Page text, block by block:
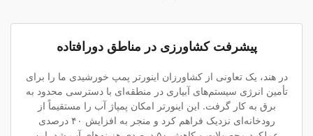
پیشرفت کشاورزی در مناطق دورافتاده
در هند، یک تعاونی از کشاورزان اینورتر پمپ خورشیدی ما را برای
تأمین انرژی سیستم‌های آبیاری در منطقه‌ای با دسترسی محدود به
برق به کار گرفت. این اینورتر امکان پمپاژ آب را مستقیماً از
رودخانه‌ای نزدیک فراهم کرد و منجر به افزایش ۴۰ درصدی